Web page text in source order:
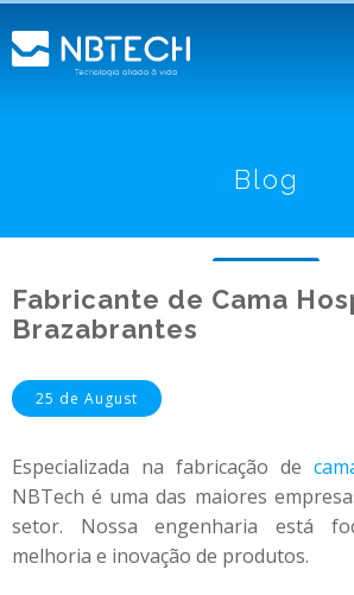
Blog
Fabricante de Cama
Brazabrantes
25 de August
Especializada na fabricação de
NBTech é uma das maiores
setor. Nossa engenharia está
melhoria e inovação de produtos.